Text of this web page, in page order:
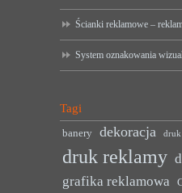
Ścianki reklamowe –
System oznakowania
Tagi
banery dekoracja druk
druk reklamy
grafika reklamowa